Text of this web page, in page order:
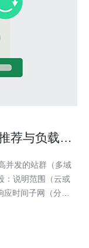
荐与负载均
并发的站群（多域
：说明范围（云或
时间子网（分公
；建议内网使用